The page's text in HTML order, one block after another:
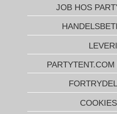
JOB HOS